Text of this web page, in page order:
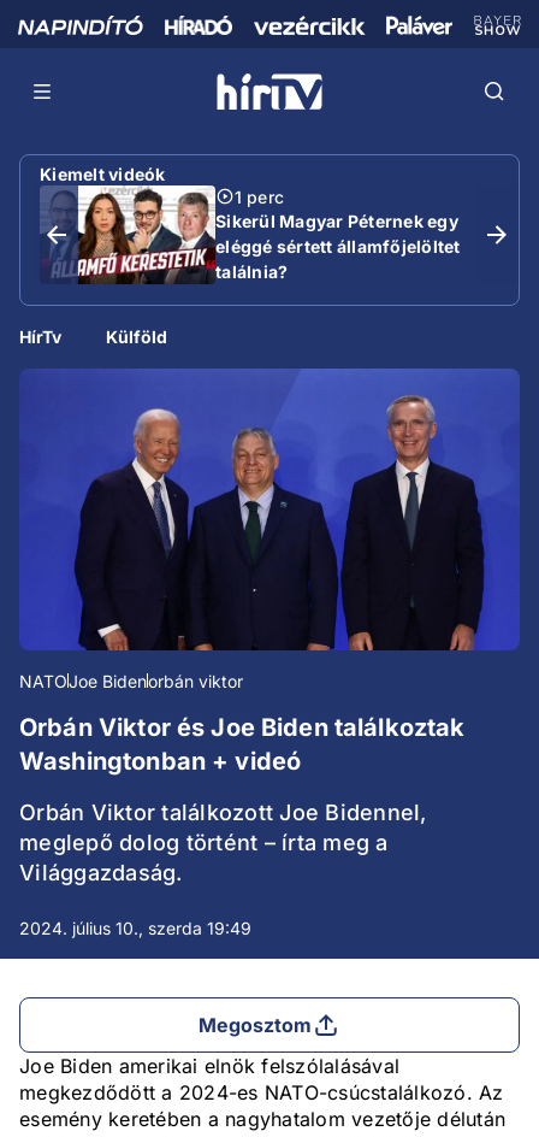
Kiemelt videók
1 perc
Sikerül Magyar Péternek egy
eléggé sértett államfőjelöltet
találnia?
HírTv Külföld
NATOJoe Bidenorbán viktor
Orbán Viktor és Joe Biden találkoztak
Washingtonban + videó
Orbán Viktor találkozott Joe Bidennel,
meglepő dolog történt – írta meg a
Világgazdaság.
2024. július 10., szerda 19:49
Megosztom
Joe Biden amerikai elnök felszólalásával
megkezdődött a 2024-es NATO-csúcstalálkozó. Az
esemény keretében a nagyhatalom vezetője délután